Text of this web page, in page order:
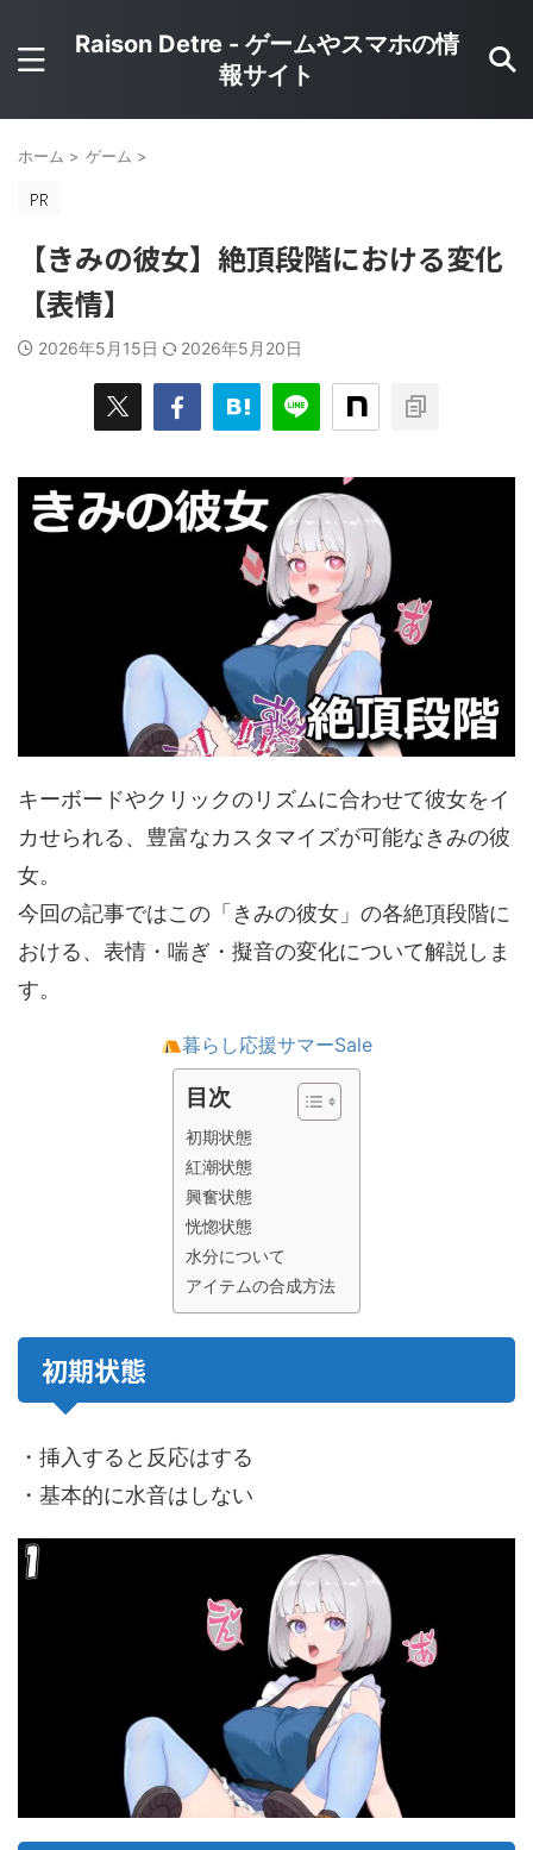
Raison Detre - ゲームやスマホの情
報サイト
ホーム > ゲーム >
【きみの彼女】絶頂段階における変化
【表情】
2026年5月15日 2026年5月20日
キーボードやクリックのリズムに合わせて彼女をイ
カせられる、豊富なカスタマイズが可能なきみの彼
女。
今回の記事ではこの「きみの彼女」の各絶頂段階に
おける、表情・喘ぎ・擬音の変化について解説しま
す。
暮らし応援サマーSale
目次
初期状態
紅潮状態
興奮状態
恍惚状態
水分について
アイテムの合成方法
初期状態
・挿入すると反応はする
・基本的に水音はしない